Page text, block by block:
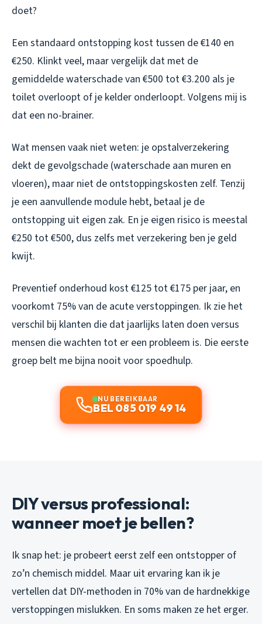
doet?
Een standaard ontstopping kost tussen de €140 en
€250. Klinkt veel, maar vergelijk dat met de
gemiddelde waterschade van €500 tot €3.200 als je
toilet overloopt of je kelder onderloopt. Volgens mij is
dat een no-brainer.
Wat mensen vaak niet weten: je opstalverzekering
dekt de gevolgschade (waterschade aan muren en
vloeren), maar niet de ontstoppingskosten zelf. Tenzij
je een aanvullende module hebt, betaal je de
ontstopping uit eigen zak. En je eigen risico is meestal
€250 tot €500, dus zelfs met verzekering ben je geld
kwijt.
Preventief onderhoud kost €125 tot €175 per jaar, en
voorkomt 75% van de acute verstoppingen. Ik zie het
verschil bij klanten die dat jaarlijks laten doen versus
mensen die wachten tot er een probleem is. Die eerste
groep belt me bijna nooit voor spoedhulp.
NU BEREIKBAAR
BEL 085 019 49 14
DIY versus professional:
wanneer moet je bellen?
Ik snap het: je probeert eerst zelf een ontstopper of
zo’n chemisch middel. Maar uit ervaring kan ik je
vertellen dat DIY-methoden in 70% van de hardnekkige
verstoppingen mislukken. En soms maken ze het erger.